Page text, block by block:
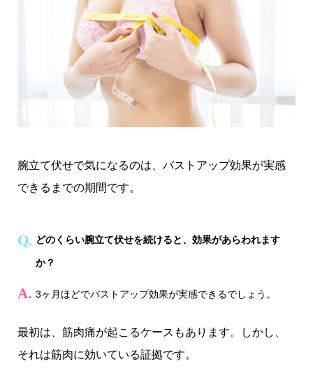
腕立て伏せで気になるのは、バストアップ効果が実感
できるまでの期間です。
どのくらい腕立て伏せを続けると、効果があらわれます
か？
3ヶ月ほどでバストアップ効果が実感できるでしょう。
最初は、筋肉痛が起こるケースもあります。しかし、
それは筋肉に効いている証拠です。